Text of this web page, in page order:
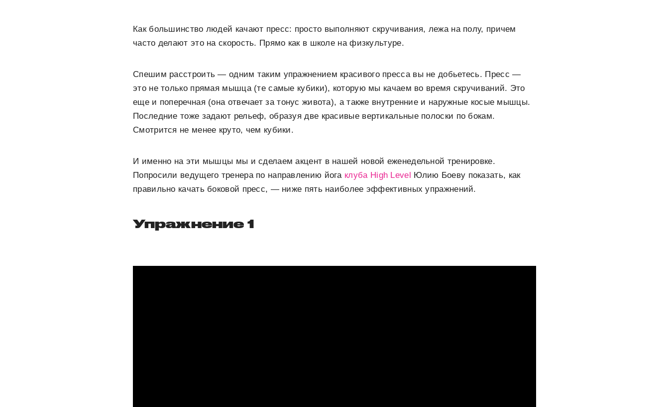
Как большинство людей качают пресс: просто выполняют скручивания, лежа на полу, причем
часто делают это на скорость. Прямо как в школе на физкультуре.
Спешим расстроить — одним таким упражнением красивого пресса вы не добьетесь. Пресс —
это не только прямая мышца (те самые кубики), которую мы качаем во время скручиваний. Это
еще и поперечная (она отвечает за тонус живота), а также внутренние и наружные косые мышцы.
Последние тоже задают рельеф, образуя две красивые вертикальные полоски по бокам.
Смотрится не менее круто, чем кубики.
И именно на эти мышцы мы и сделаем акцент в нашей новой еженедельной тренировке.
Попросили ведущего тренера по направлению йога клуба High Level Юлию Боеву показать, как
правильно качать боковой пресс, — ниже пять наиболее эффективных упражнений.
Упражнение 1